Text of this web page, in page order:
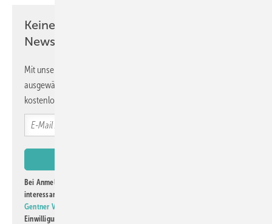
Keine Zeit? Kein Problem mit dem GW
Newsletter!
Mit unserem Newsletter erhalten Sie regelmäßig von uns
ausgewählte Informationen und Neuigkeiten, gebündelt und
kostenlos direkt ins Postfach.
Bei Anmeldung zu diesem Newsletter bin ich damit einverstanden, über
interessante Verlags- und Online-Angebote
Gentner Verlag GmbH & Co. KG
Einwilligung kann ich jederzeit widerrufen und eine Abmeldung ist